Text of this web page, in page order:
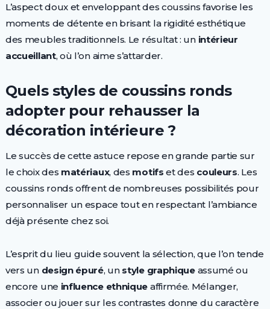
L’aspect doux et enveloppant des coussins favorise les
moments de détente en brisant la rigidité esthétique
des meubles traditionnels. Le résultat : un intérieur
accueillant, où l’on aime s’attarder.
Quels styles de coussins ronds
adopter pour rehausser la
décoration intérieure ?
Le succès de cette astuce repose en grande partie sur
le choix des matériaux, des motifs et des couleurs. Les
coussins ronds offrent de nombreuses possibilités pour
personnaliser un espace tout en respectant l’ambiance
déjà présente chez soi.
L’esprit du lieu guide souvent la sélection, que l’on tende
vers un design épuré, un style graphiqueassumé ou
encore une influence ethnique affirmée. Mélanger,
associer ou jouer sur les contrastes donne du caractère